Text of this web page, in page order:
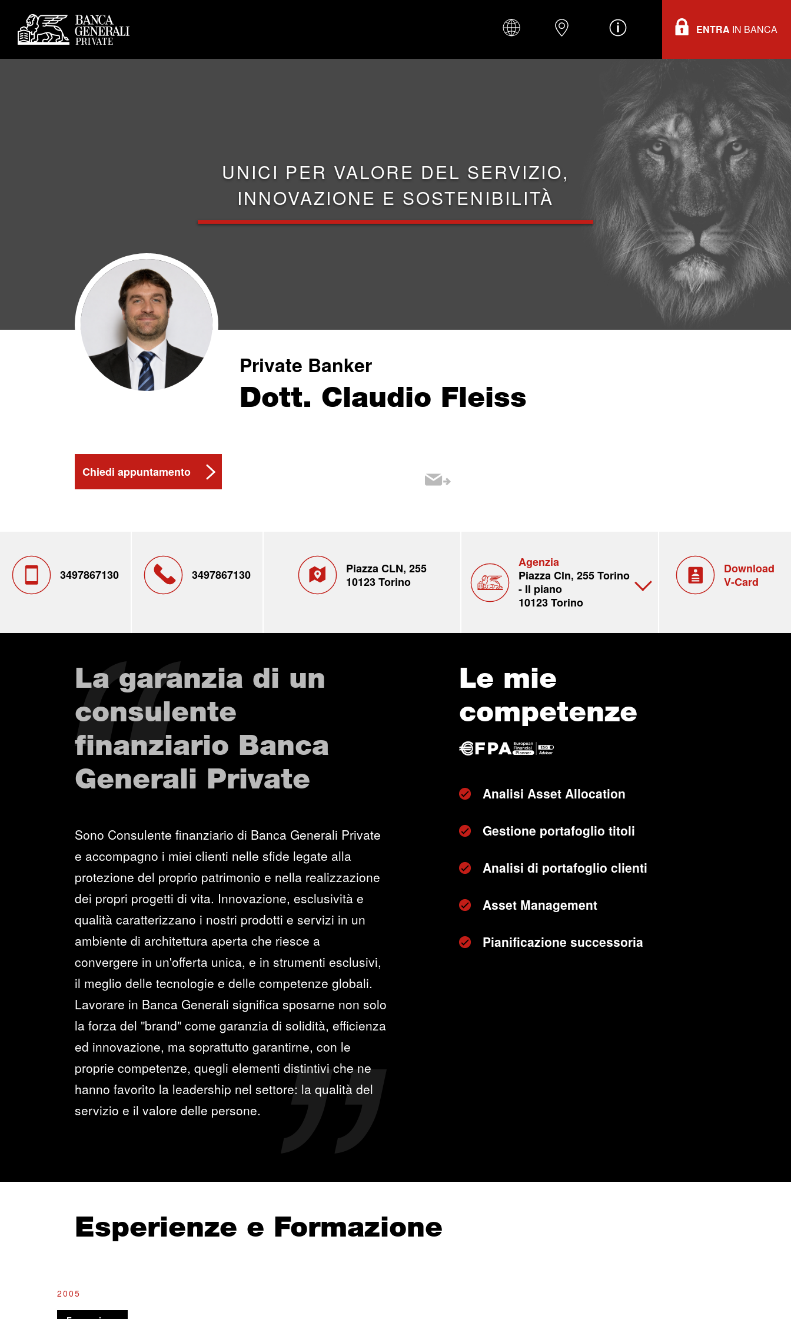
ENTRA IN BANCA
UNICI PER VALORE DEL SERVIZIO,
INNOVAZIONE E SOSTENIBILITÀ
Private Banker
Dott. Claudio Fleiss
Chiedi appuntamento
3497867130 3497867130
Piazza CLN, 255
10123 Torino
Agenzia
Piazza Cln, 255 Torino
- II piano
10123 Torino
Download
V-Card
La garanzia di un
consulente
finanziario Banca
Generali Private
Sono Consulente finanziario di Banca Generali Private
e accompagno i miei clienti nelle sfide legate alla
protezione del proprio patrimonio e nella realizzazione
dei propri progetti di vita. Innovazione, esclusività e
qualità caratterizzano i nostri prodotti e servizi in un
ambiente di architettura aperta che riesce a
convergere in un'offerta unica, e in strumenti esclusivi,
il meglio delle tecnologie e delle competenze globali.
Lavorare in Banca Generali significa sposarne non solo
la forza del "brand" come garanzia di solidità, efficienza
ed innovazione, ma soprattutto garantirne, con le
proprie competenze, quegli elementi distintivi che ne
hanno favorito la leadership nel settore: la qualità del
servizio e il valore delle persone.
Le mie
competenze
Analisi Asset Allocation
Gestione portafoglio titoli
Analisi di portafoglio clienti
Asset Management
Pianificazione successoria
Esperienze e Formazione
2005